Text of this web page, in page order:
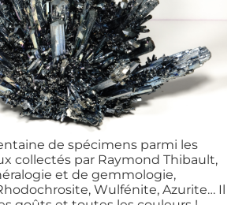
de spécimens parmi les
collectés par Raymond Thibault,
et de gemmologie,
Wulfénite, Azurite… Il